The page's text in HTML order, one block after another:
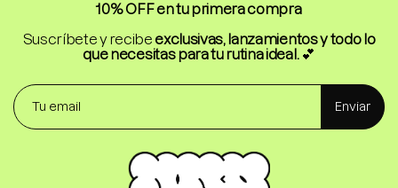
10% OFF en tu primera compra
Suscríbete y recibeexclusivas, lanzamientos y todo lo
que necesitas para tu rutina ideal.💕
Enviar